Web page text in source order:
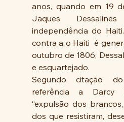
anos, quando em 19
Jaques
independência do
contra a o Haiti  é
outubro de 1806,
e esquartejado.
Segundo citação
referência a Darcy
“expulsão dos
dos que resistiram,